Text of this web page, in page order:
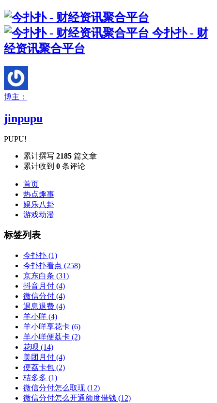
今扑扑 - 财
经资讯聚合平台
博主：
jinpupu
PUPU!
累计撰写 2185 篇文章
累计收到 0 条评论
首页
热点趣事
娱乐八卦
游戏动漫
标签列表
今扑扑 (1)
今扑扑看点 (258)
京东白条 (31)
抖音月付 (4)
微信分付 (4)
退息退费 (4)
羊小咩 (4)
羊小咩享花卡 (6)
羊小咩便荔卡 (2)
花呗 (14)
美团月付 (4)
便荔卡包 (2)
桔多多 (1)
微信分付怎么取现 (12)
微信分付怎么开通额度借钱 (12)